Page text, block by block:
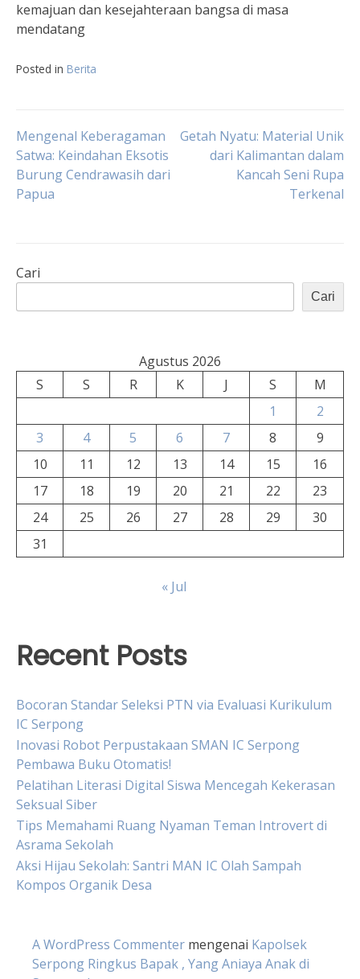
kemajuan dan kesejahteraan bangsa di masa
mendatang
Posted in Berita
Navigasi
pos
Mengenal Keberagaman
Satwa: Keindahan Eksotis
Burung Cendrawasih dari
Papua
Getah Nyatu: Material Unik
dari Kalimantan dalam
Kancah Seni Rupa
Terkenal
Cari
Cari
Agustus 2026
S
S R K J S
M
1
2
3
4 5 6 7 8
9
10
11 12 13 14 15
16
17
18 19 20 21 22
23
24
25 26 27 28 29
30
31
« Jul
Recent Posts
Bocoran Standar Seleksi PTN via Evaluasi Kurikulum
IC Serpong
Inovasi Robot Perpustakaan SMAN IC Serpong
Pembawa Buku Otomatis!
Pelatihan Literasi Digital Siswa Mencegah Kekerasan
Seksual Siber
Tips Memahami Ruang Nyaman Teman Introvert di
Asrama Sekolah
Aksi Hijau Sekolah: Santri MAN IC Olah Sampah
Kompos Organik Desa
A WordPress Commenter mengenai Kapolsek
Serpong Ringkus Bapak , Yang Aniaya Anak di